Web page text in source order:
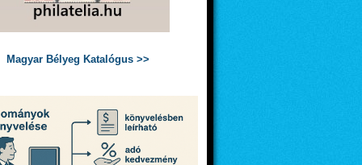
Magyar Bélyeg Katalógus >>